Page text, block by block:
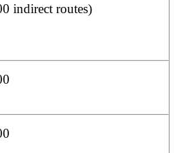
indirect routes)